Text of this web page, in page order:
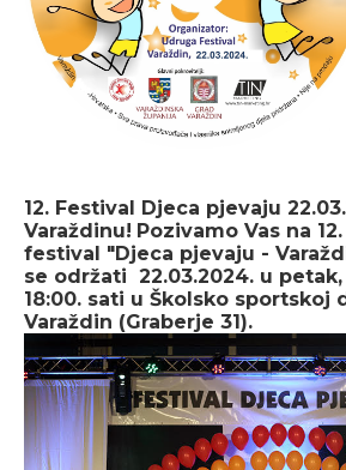
12. Festival Djeca pjevaju
Varaždinu! Pozivamo Vas na
festival "Djeca pjevaju -
se održati 22.03.2024. u
18:00. sati u Školsko sportskoj
Varaždin (Graberje 31).